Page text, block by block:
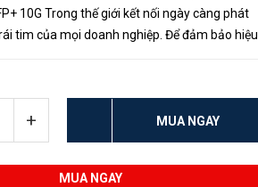
10G Trong thế giới kết nối ngày càng phát
tim của mọi doanh nghiệp. Để đảm bảo hiệu
+ MUA NGAY
MUA NGAY